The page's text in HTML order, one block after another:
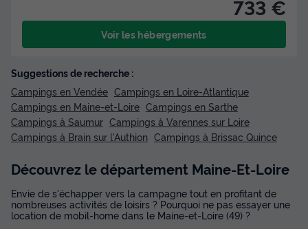
733 €
Voir les hébergements
Suggestions de recherche :
Campings en Vendée Campings en Loire-Atlantique
Campings en Maine-et-Loire Campings en Sarthe
Campings à Saumur Campings à Varennes sur Loire
Campings à Brain sur l'Authion Campings à Brissac Quince
Découvrez le département Maine-Et-Loire
Envie de s'échapper vers la campagne tout en profitant de
nombreuses activités de loisirs ? Pourquoi ne pas essayer une
location de mobil-home dans le Maine-et-Loire (49) ?